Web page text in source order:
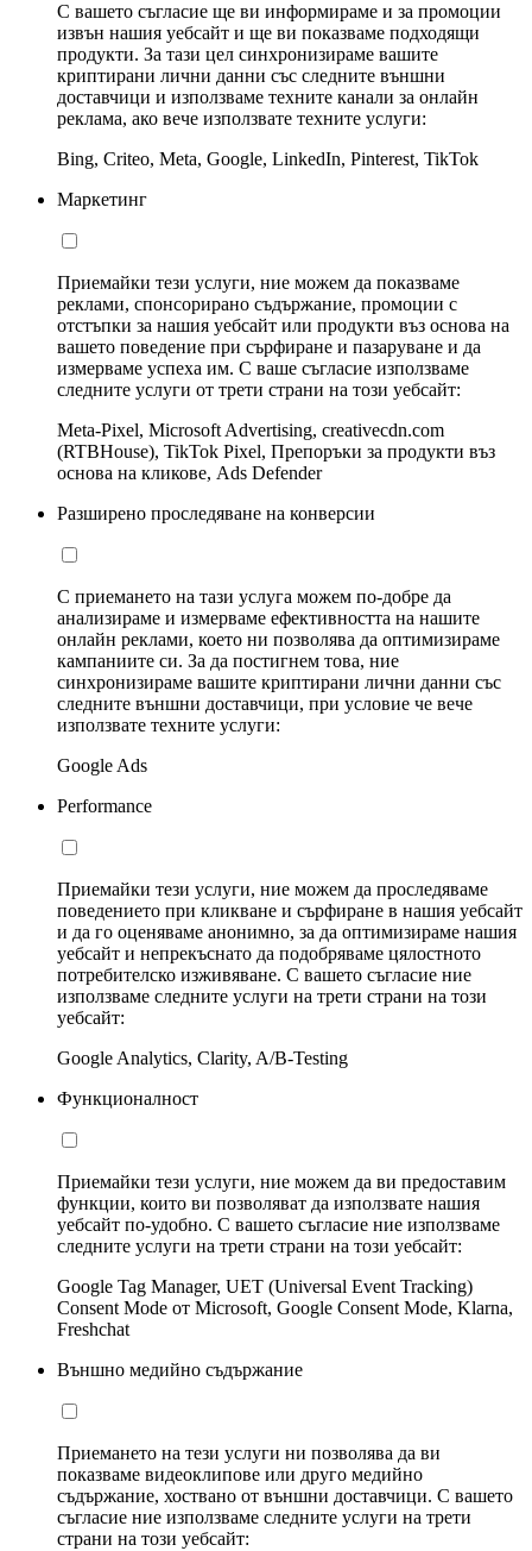
С вашето съгласие ще ви информираме и за промоции
извън нашия уебсайт и ще ви показваме подходящи
продукти. За тази цел синхронизираме вашите
криптирани лични данни със следните външни
доставчици и използваме техните канали за онлайн
реклама, ако вече използвате техните услуги:
Bing, Criteo, Meta, Google, LinkedIn, Pinterest, TikTok
Маркетинг
Приемайки тези услуги, ние можем да показваме
реклами, спонсорирано съдържание, промоции с
отстъпки за нашия уебсайт или продукти въз основа на
вашето поведение при сърфиране и пазаруване и да
измерваме успеха им. С ваше съгласие използваме
следните услуги от трети страни на този уебсайт:
Meta-Pixel, Microsoft Advertising, creativecdn.com
(RTBHouse), TikTok Pixel, Препоръки за продукти въз
основа на кликове, Ads Defender
Разширено проследяване на конверсии
С приемането на тази услуга можем по-добре да
анализираме и измерваме ефективността на нашите
онлайн реклами, което ни позволява да оптимизираме
кампаниите си. За да постигнем това, ние
синхронизираме вашите криптирани лични данни със
следните външни доставчици, при условие че вече
използвате техните услуги:
Google Ads
Performance
Приемайки тези услуги, ние можем да проследяваме
поведението при кликване и сърфиране в нашия уебсайт
и да го оценяваме анонимно, за да оптимизираме нашия
уебсайт и непрекъснато да подобряваме цялостното
потребителско изживяване. С вашето съгласие ние
използваме следните услуги на трети страни на този
уебсайт:
Google Analytics, Clarity, A/B-Testing
Функционалност
Приемайки тези услуги, ние можем да ви предоставим
функции, които ви позволяват да използвате нашия
уебсайт по-удобно. С вашето съгласие ние използваме
следните услуги на трети страни на този уебсайт:
Google Tag Manager, UET (Universal Event Tracking)
Consent Mode от Microsoft, Google Consent Mode, Klarna,
Freshchat
Външно медийно съдържание
Приемането на тези услуги ни позволява да ви
показваме видеоклипове или друго медийно
съдържание, хоствано от външни доставчици. С вашето
съгласие ние използваме следните услуги на трети
страни на този уебсайт: